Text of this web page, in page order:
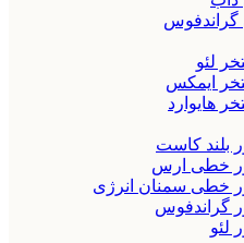
لئو
ایمکس
هایوارد
بلند کاست
خطی ارس
خطی سمنان انرژی
گراندفوس
لئو